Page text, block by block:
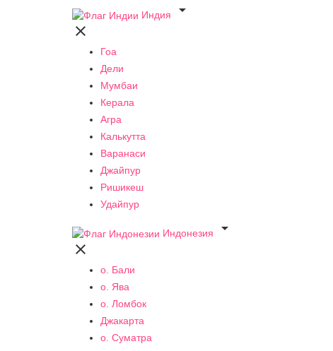
Индия


Гоа
Дели
Мумбаи
Керала
Агра
Калькутта
Варанаси
Джайпур
Ришикеш
Удайпур
Индонезия


о. Бали
о. Ява
о. Ломбок
Джакарта
о. Суматра